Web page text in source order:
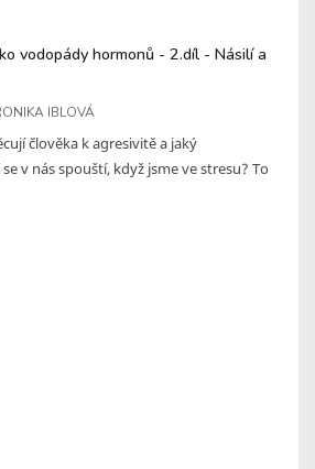
vodopády hormonů - 2.díl - Násilí a
IBLOVÁ
člověka k agresivitě a jaký
v nás spouští, když jsme ve stresu? To